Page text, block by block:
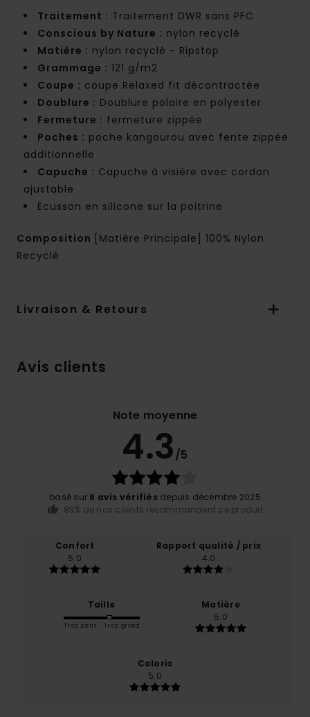
Traitement : Traitement DWR sans PFC
Conscious by Nature : nylon recyclé
Matière : nylon recyclé - Ripstop
Grammage : 121 g/m2
Coupe : coupe Relaxed fit décontractée
Doublure : Doublure polaire en polyester
Fermeture : fermeture zippée
Poches : poche kangourou avec fente zippée
additionnelle
Capuche : Capuche à visière avec cordon
ajustable
Écusson en silicone sur la poitrine
Composition
[Matière Principale] 100% Nylon
Recyclé
Livraison & Retours
Avis clients
Note moyenne
4.3/5
basé sur 6 avis vérifiés depuis décembre 2025
83% de nos clients recommandent ce produit
Confort
5.0
Rapport qualité / prix
4.0
Taille
Trop petit Trop grand
Matière
5.0
Coloris
5.0